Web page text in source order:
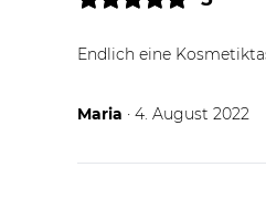
Endlich eine
Maria 04.08.22
· 4. August 2022